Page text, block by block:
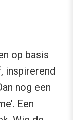
op basis
inspirerend
nog een
Een